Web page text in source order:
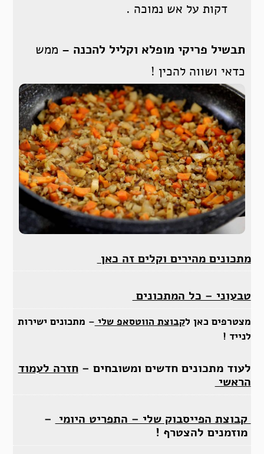
דקות על אש נמוכה .
תבשיל פריקי מופלא וקליל להכנה – ממש
כדאי ושווה להכין !
מתכונים מהירים וקלים זה כאן
טבעוני – כל המתכונים
מצטרפים כאן לקבוצת הווטסאפ שלי – מתכונים ישירות
לנייד !
לעוד מתכונים חדשים ומשובחים –חזרה לעמוד
הראשי
קבוצת הפייסבוק שלי – התפריט היומי –
מוזמנים להצטרף !